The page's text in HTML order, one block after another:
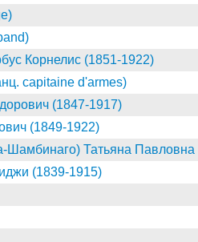
Корнелис (1851-1922)
capitaine d'armes)
(1847-1917)
(1849-1922)
Татьяна Павловна
(1839-1915)